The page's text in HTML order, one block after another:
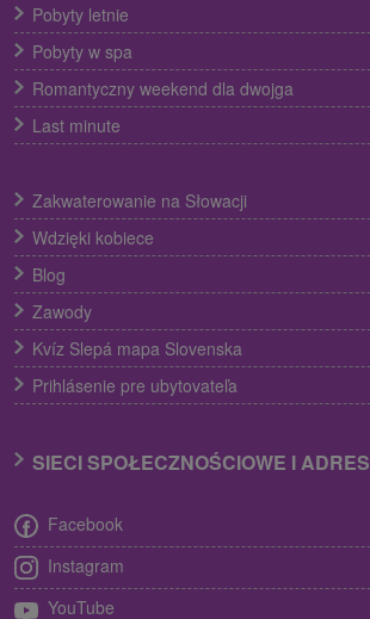
Pobyty letnie
Pobyty w spa
Romantyczny weekend dla dwojga
Last minute
Zakwaterowanie na Słowacji
Wdzięki kobiece
Blog
Zawody
Kvíz Slepá mapa Slovenska
Prihlásenie pre ubytovateľa
SIECI SPOŁECZNOŚCIOWE I ADRES
Facebook
Instagram
YouTube